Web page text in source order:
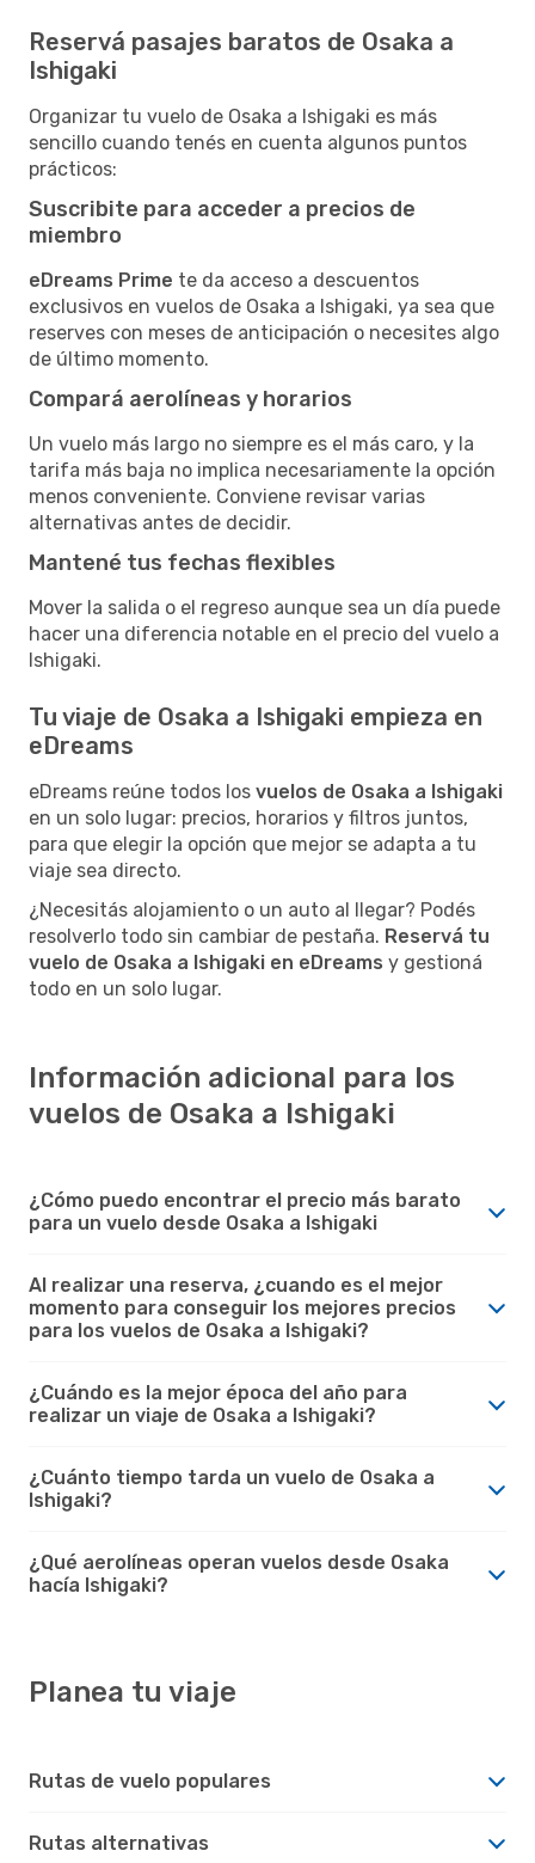
Reservá pasajes baratos de Osaka a
Ishigaki
Organizar tu vuelo de Osaka a Ishigaki es más
sencillo cuando tenés en cuenta algunos puntos
prácticos:
Suscribite para acceder a precios de
miembro
eDreams Prime te da acceso a descuentos
exclusivos en vuelos de Osaka a Ishigaki, ya sea que
reserves con meses de anticipación o necesites algo
de último momento.
Compará aerolíneas y horarios
Un vuelo más largo no siempre es el más caro, y la
tarifa más baja no implica necesariamente la opción
menos conveniente. Conviene revisar varias
alternativas antes de decidir.
Mantené tus fechas flexibles
Mover la salida o el regreso aunque sea un día puede
hacer una diferencia notable en el precio del vuelo a
Ishigaki.
Tu viaje de Osaka a Ishigaki empieza en
eDreams
eDreams reúne todos los vuelos de Osaka a Ishigaki
en un solo lugar: precios, horarios y filtros juntos,
para que elegir la opción que mejor se adapta a tu
viaje sea directo.
¿Necesitás alojamiento o un auto al llegar? Podés
resolverlo todo sin cambiar de pestaña. Reservá tu
vuelo de Osaka a Ishigaki en eDreams y gestioná
todo en un solo lugar.
Información adicional para los
vuelos de Osaka a Ishigaki
¿Cómo puedo encontrar el precio más barato
para un vuelo desde Osaka a Ishigaki
Al realizar una reserva, ¿cuando es el mejor
momento para conseguir los mejores precios
para los vuelos de Osaka a Ishigaki?
¿Cuándo es la mejor época del año para
realizar un viaje de Osaka a Ishigaki?
¿Cuánto tiempo tarda un vuelo de Osaka a
Ishigaki?
¿Qué aerolíneas operan vuelos desde Osaka
hacía Ishigaki?
Planea tu viaje
Rutas de vuelo populares
Rutas alternativas